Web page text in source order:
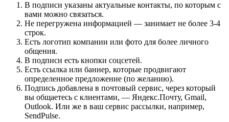
В подписи указаны актуальные контакты, по которым с
вами можно связаться.
Не перегружена информацией — занимает не более 3-4
строк.
Есть логотип компании или фото для более личного
общения.
В подписи есть кнопки соцсетей.
Есть ссылка или баннер, которые продвигают
определенное предложение (по желанию).
Подпись добавлена в почтовый сервис, через который
вы общаетесь с клиентами, — Яндекс.Почту, Gmail,
Outlook. Или же в ваш сервис рассылки, например,
SendPulse.